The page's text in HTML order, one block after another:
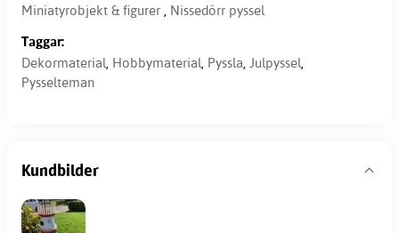
Miniatyrobjekt & figurer
Nissedörr pyssel
Taggar:
Dekormaterial Hobbymaterial Pyssla Julpyssel
Pysselteman
Kundbilder